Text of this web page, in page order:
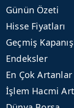
Günün Özeti
Hisse Fiyatları
Geçmiş
Endeksler
En Çok Artanlar
İşlem Hacmi